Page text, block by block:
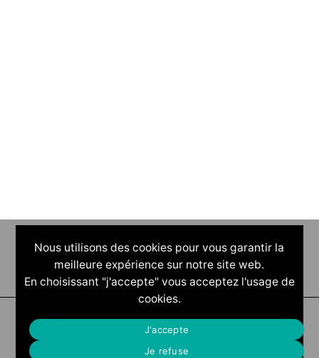
Demande d'informations
Nous utilisons des cookies pour vous garantir la
meilleure expérience sur notre site web.
En choisissant "j'accepte" vous acceptez l'usage de
cookies.
J'accepte
Je refuse